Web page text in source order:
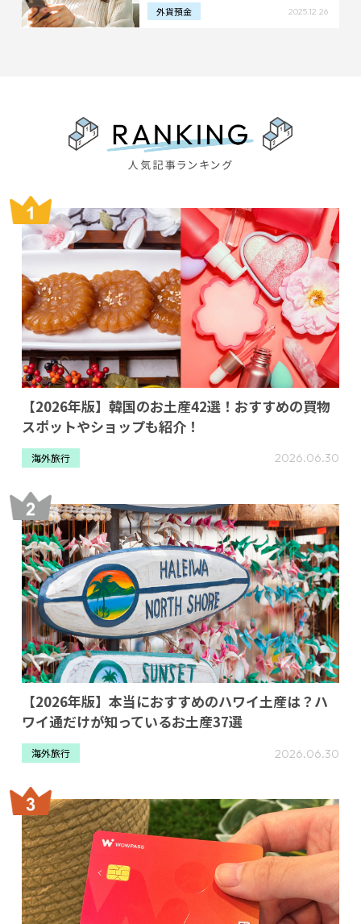
外貨預金 2025.12.26
【2026年版】韓国のお土産42選！おすすめの買物
スポットやショップも紹介！
海外旅行 2026.06.30
【2026年版】本当におすすめのハワイ土産は？ハ
ワイ通だけが知っているお土産37選
海外旅行 2026.06.30